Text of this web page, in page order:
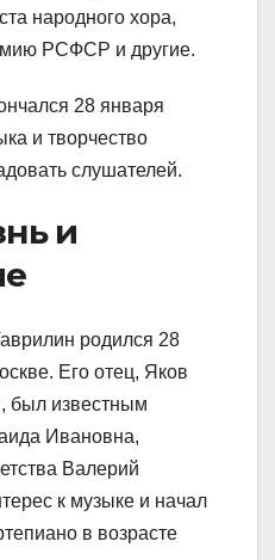
народного хора,
РСФСР и другие.
28 января
и творчество
слушателей.
и
родился 28
Его отец, Яков
был известным
Ивановна,
Валерий
к музыке и начал
в возрасте